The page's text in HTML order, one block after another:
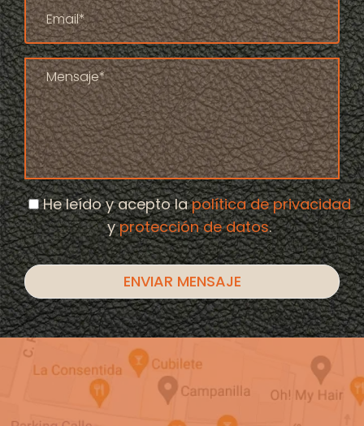
He leído y acepto lapolítica de privacidad
yprotección de datos.